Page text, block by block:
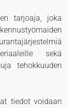
tarjoaja, joka
sekä
tehokkuuden
tiedot voidaan